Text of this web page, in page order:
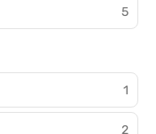
5
1
2